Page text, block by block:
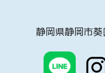
静岡県静岡市